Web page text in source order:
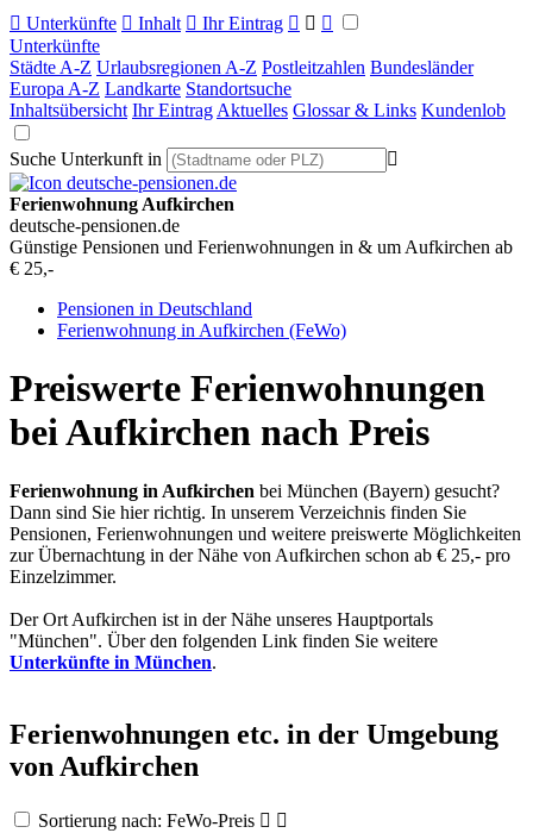
 Unterkünfte  Inhalt  Ihr Eintrag   
Unterkünfte
Städte A-Z Urlaubsregionen A-Z Postleitzahlen Bundesländer
Europa A-Z Landkarte Standortsuche
Inhaltsübersicht Ihr Eintrag Aktuelles Glossar & Links Kundenlob
Suche Unterkunft in 
Ferienwohnung Aufkirchen
deutsche-pensionen.de
Günstige Pensionen und Ferienwohnungen in & um Aufkirchen ab
€ 25,-
Pensionen in Deutschland
Ferienwohnung in Aufkirchen (FeWo)
Preiswerte Ferienwohnungen
bei Aufkirchen nach Preis
Ferienwohnung in Aufkirchen bei München (Bayern) gesucht?
Dann sind Sie hier richtig. In unserem Verzeichnis finden Sie
Pensionen, Ferienwohnungen und weitere preiswerte Möglichkeiten
zur Übernachtung in der Nähe von Aufkirchen schon ab € 25,- pro
Einzelzimmer.
Der Ort Aufkirchen ist in der Nähe unseres Hauptportals
"München". Über den folgenden Link finden Sie weitere
Unterkünfte in München.
Ferienwohnungen etc. in der Umgebung
von Aufkirchen
Sortierung nach: FeWo-Preis  